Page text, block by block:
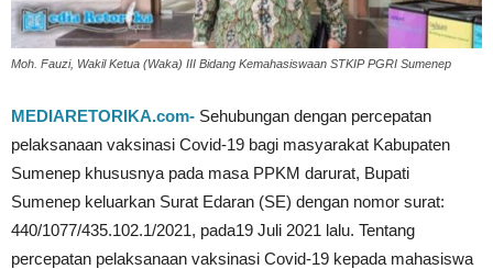
Moh. Fauzi, Wakil Ketua (Waka) III Bidang Kemahasiswaan STKIP PGRI Sumenep
MEDIARETORIKA.com- Sehubungan dengan percepatan
pelaksanaan vaksinasi Covid-19 bagi masyarakat Kabupaten
Sumenep khususnya pada masa PPKM darurat, Bupati
Sumenep keluarkan Surat Edaran (SE) dengan nomor surat:
440/1077/435.102.1/2021, pada19 Juli 2021 lalu. Tentang
percepatan pelaksanaan vaksinasi Covid-19 kepada mahasiswa